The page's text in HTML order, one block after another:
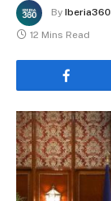
By Iberia360
12 Mins Read